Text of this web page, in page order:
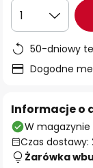
1
50-dniowy
Dogodne
Informacje o
W magazynie
Czas
Żarówka